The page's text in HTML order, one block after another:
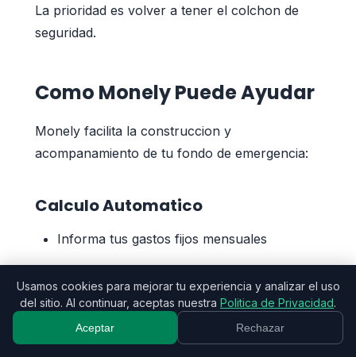
La prioridad es volver a tener el colchon de
seguridad.
Como Monely Puede Ayudar
Monely facilita la construccion y
acompanamiento de tu fondo de emergencia:
Calculo Automatico
Informa tus gastos fijos mensuales
La app sugiere el valor ideal de la reserva
Considera tu perfil (empleado, autonomo,
etc.)
Usamos cookies para mejorar tu experiencia y analizar el uso
del sitio. Al continuar, aceptas nuestra Politica de Privacidad.
Aceptar Rechazar